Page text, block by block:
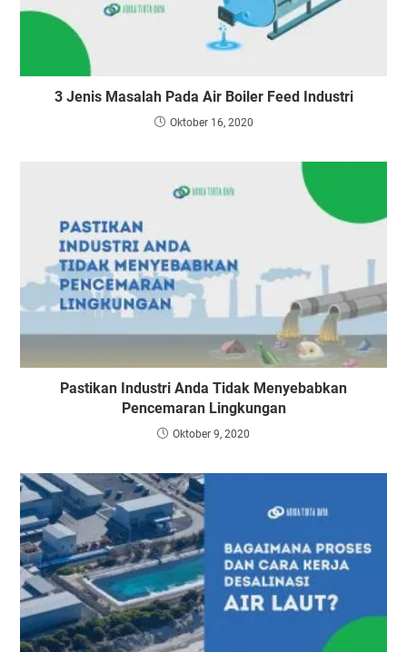
3 Jenis Masalah Pada Air Boiler Feed Industri
Oktober 16, 2020
Pastikan Industri Anda Tidak Menyebabkan
Pencemaran Lingkungan
Oktober 9, 2020